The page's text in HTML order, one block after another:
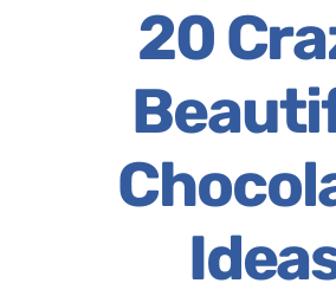
About
Contact
20